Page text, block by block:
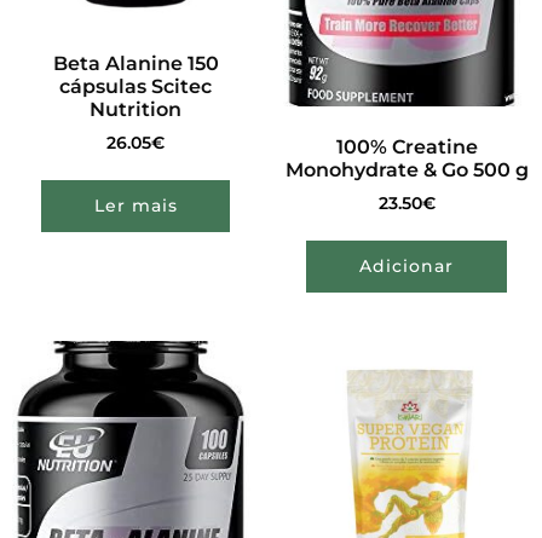
Beta Alanine 150
cápsulas Scitec
Nutrition
26.05€
Ler mais
100% Creatine
Monohydrate & Go 500 g
23.50€
Adicionar